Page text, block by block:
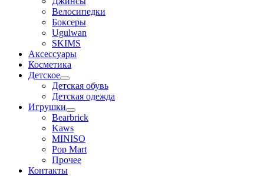
Велосипедки
Боксеры
Ugulwan
SKIMS
Аксессуары
Косметика
Детское
Детская обувь
Детская одежда
Игрушки
Bearbrick
Kaws
MINISO
Pop Mart
Прочее
Контакты